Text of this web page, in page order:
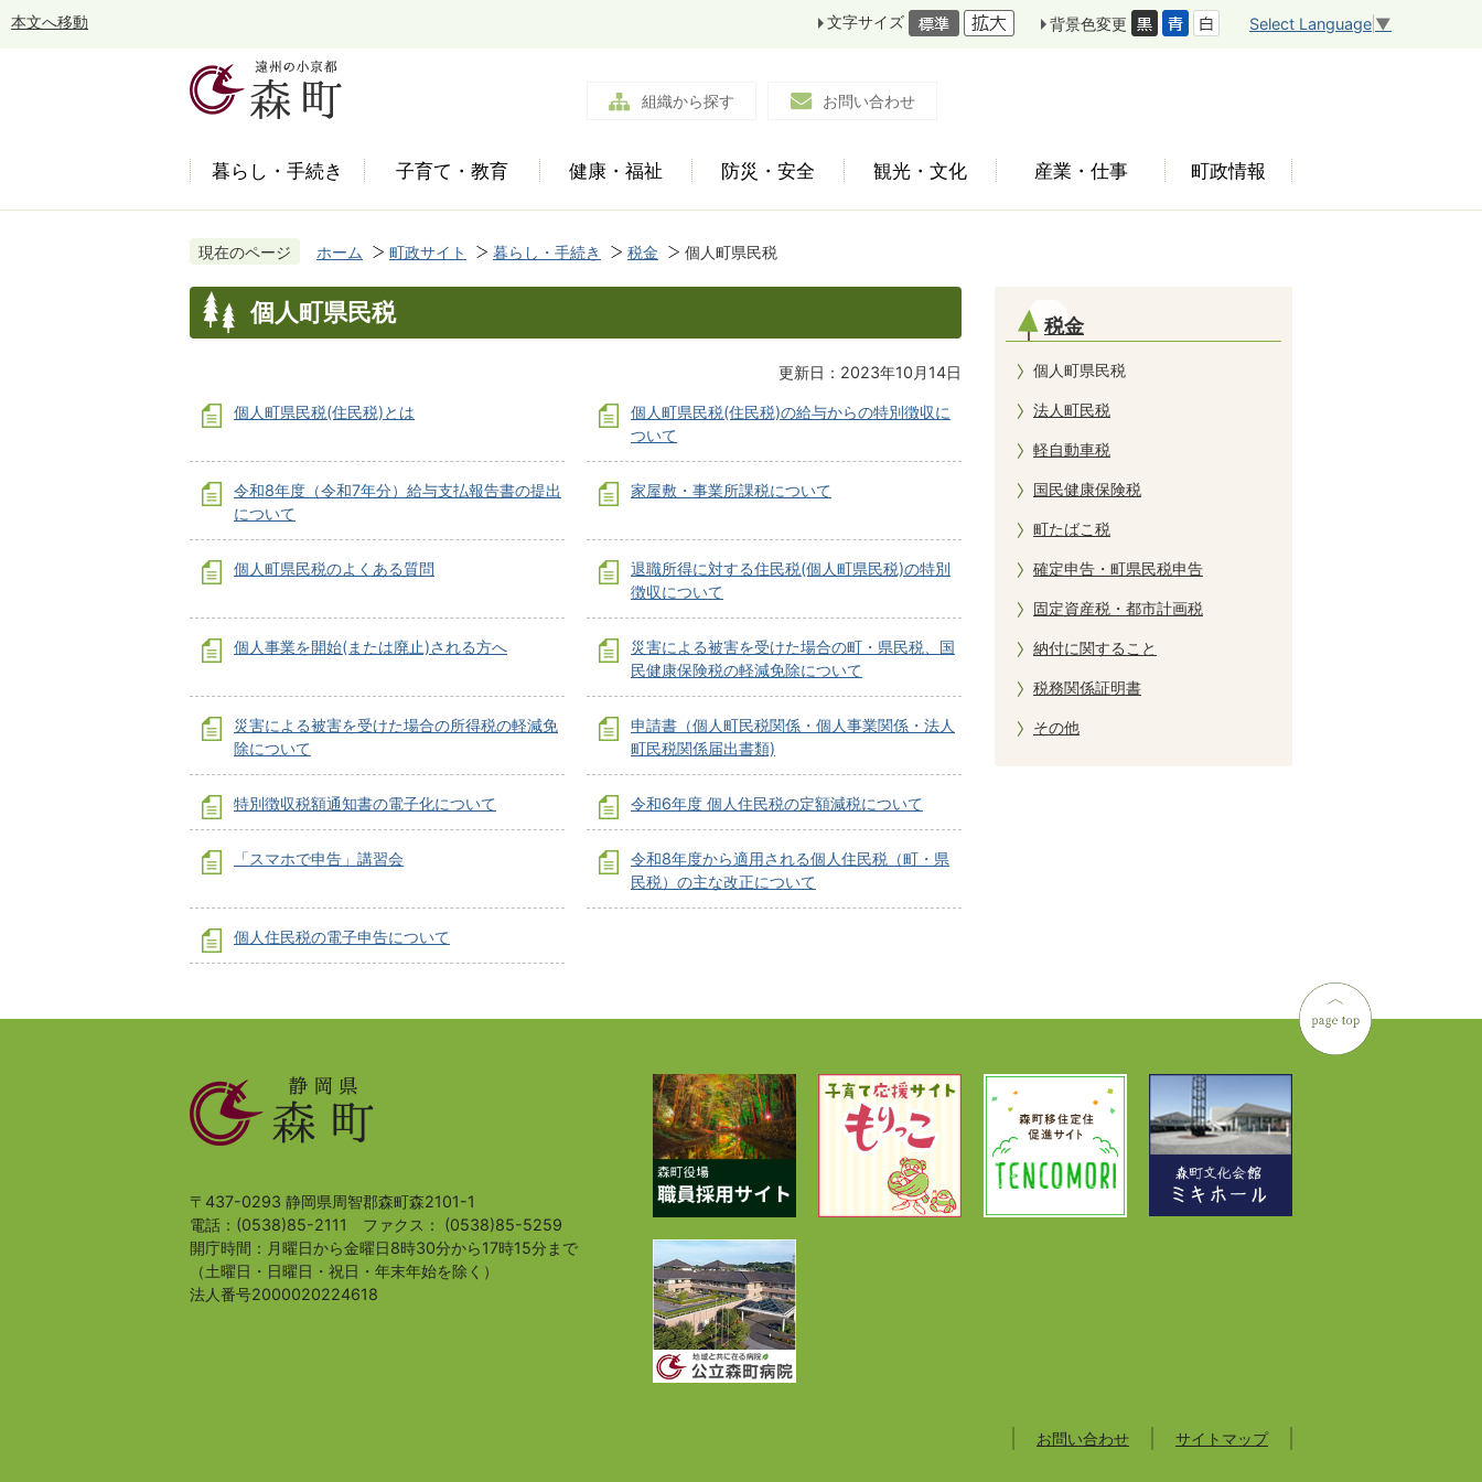
本文へ移動 文字サイズ 背景色変更 Select Language ▼
組織から探す お問い合わせ
暮らし・手続き 子育て・教育 健康・福祉 防災・安全 観光・文化 産業・仕事 町政情報
現在のページ ホーム 町政サイト 暮らし・手続き 税金 個人町県民税
個人町県民税
更新日：2023年10月14日
個人町県民税(住民税)とは
個人町県民税(住民税)の給与からの特別徴収に
ついて
令和8年度（令和7年分）給与支払報告書の提出
について
家屋敷・事業所課税について
個人町県民税のよくある質問
退職所得に対する住民税(個人町県民税)の特別
徴収について
個人事業を開始(または廃止)される方へ
災害による被害を受けた場合の町・県民税、国
民健康保険税の軽減免除について
災害による被害を受けた場合の所得税の軽減免
除について
申請書（個人町民税関係・個人事業関係・法人
町民税関係届出書類)
特別徴収税額通知書の電子化について 令和6年度 個人住民税の定額減税について
「スマホで申告」講習会
令和8年度から適用される個人住民税（町・県
民税）の主な改正について
個人住民税の電子申告について
税金
個人町県民税
法人町民税
軽自動車税
国民健康保険税
町たばこ税
確定申告・町県民税申告
固定資産税・都市計画税
納付に関すること
税務関係証明書
その他
静
岡
県
〒437-0293 静岡県周智郡森町森2101-1
電話：(0538)85-2111 ファクス： (0538)85-5259
開庁時間：月曜日から金曜日8時30分から17時15分まで
（土曜日・日曜日・祝日・年末年始を除く）
法人番号2000020224618
お問い合わせ サイトマップ